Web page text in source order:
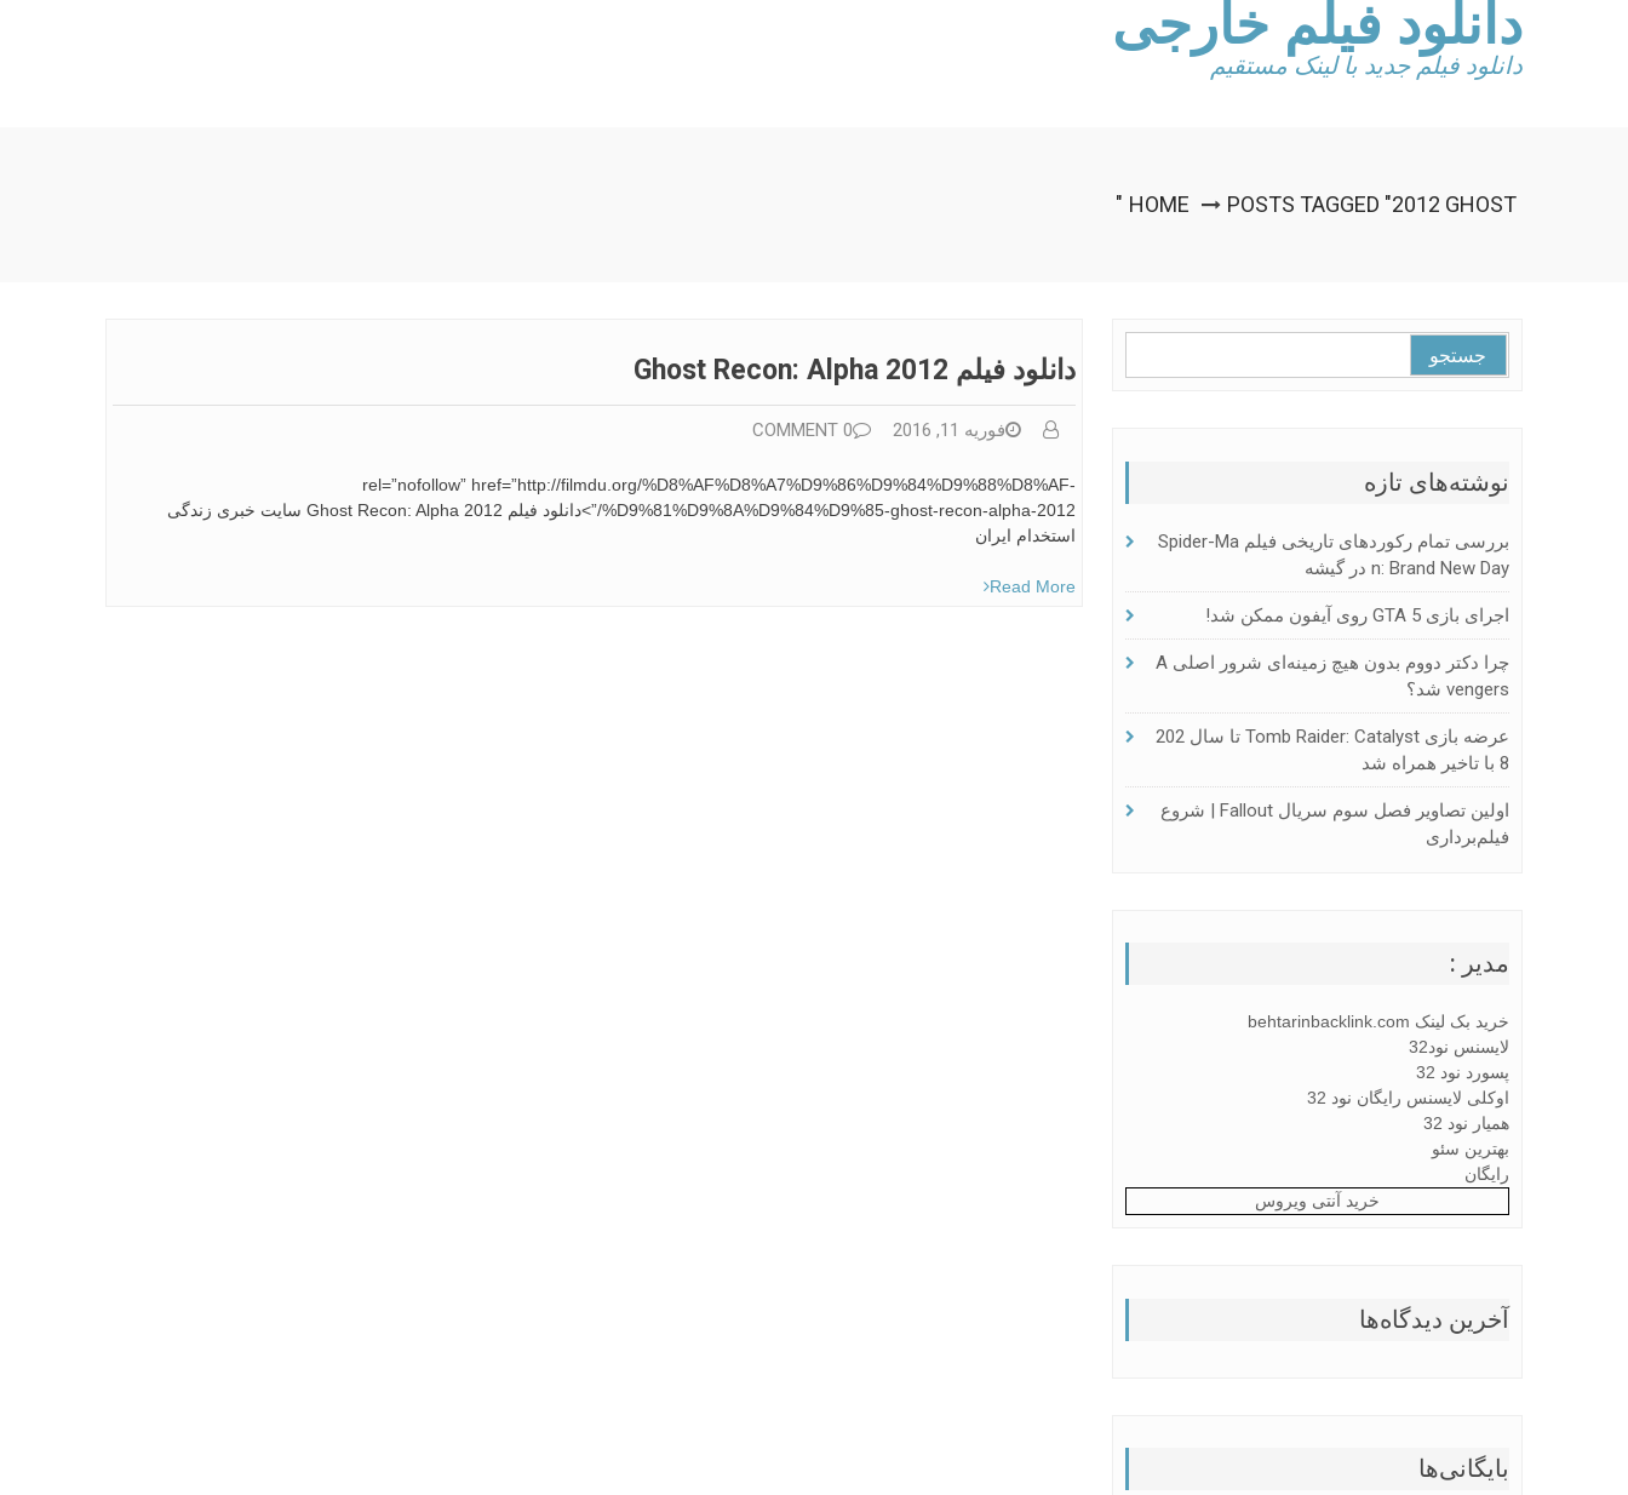
دانلود فیلم خارجی
دانلود فیلم جدید با لینک مستقیم
HOME POSTS TAGGED "2012 GHOST"
دانلود فیلم Ghost Recon: Alpha 2012
فوریه 11, 2016 0 COMMENT
rel=”nofollow” href=”http://filmdu.org/%D8%AF%D8%A7%D9%86%D9%84%D9%88%D8%AF-
%D9%81%D9%8A%D9%84%D9%85-ghost-recon-alpha-2012/”>دانلود فیلم Ghost Recon: Alpha 2012 سایت خبری زندگی
استخدام ایران
Read More
برای:
نوشته‌های تازه
بررسی تمام رکوردهای تاریخی فیلم Spider-Ma
N: Brand New Day در گیشه
اجرای بازی GTA 5 روی آیفون ممکن شد!
چرا دکتر دووم بدون هیچ زمینه‌ای شرور اصلی A
Vengers شد؟
عرضه بازی Tomb Raider: Catalyst تا سال 202
8 با تاخیر همراه شد
اولین تصاویر فصل سوم سریال Fallout | شروع
فیلم‌برداری
مدیر :
خرید بک لینک behtarinbacklink.com
لایسنس نود32
پسورد نود 32
اوکلی لایسنس رایگان نود 32
همیار نود 32
بهترین سئو
رایگان
خرید آنتی ویروس
آخرین دیدگاه‌ها
بایگانی‌ها